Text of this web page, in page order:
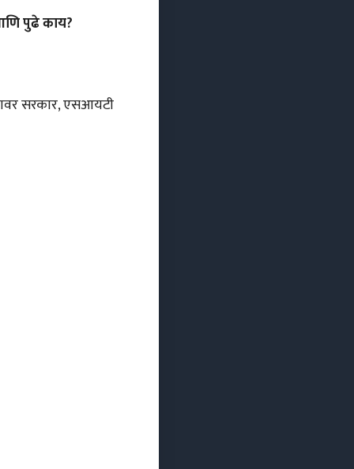
पुढे काय?
सरकार, एसआयटी